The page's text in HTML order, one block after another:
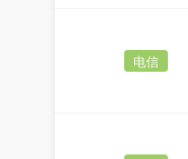
电信